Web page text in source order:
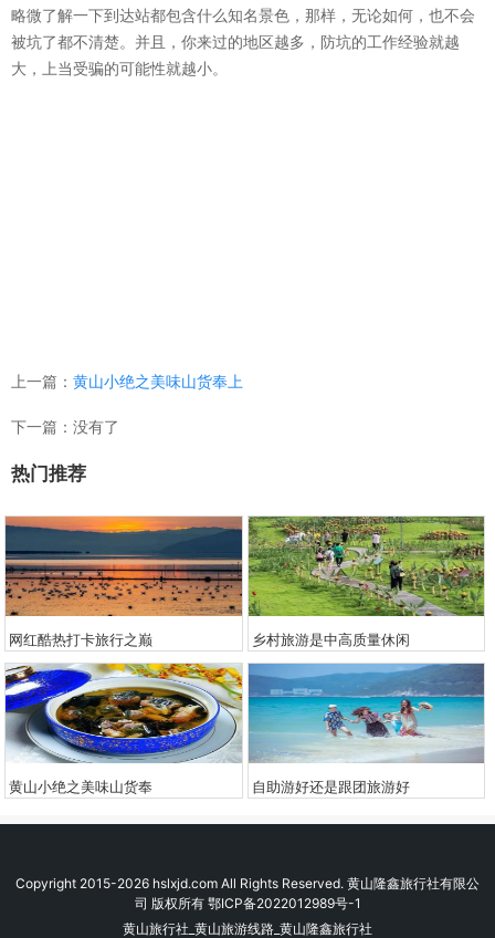
略微了解一下到达站都包含什么知名景色，那样，无论如何，也不会
被坑了都不清楚。并且，你来过的地区越多，防坑的工作经验就越
大，上当受骗的可能性就越小。
上一篇： ​黄山小绝之美味山货奉上
下一篇：没有了
热门推荐
网红酷热打卡旅行之巅 乡村旅游是中高质量休闲
​黄山小绝之美味山货奉 自助游好还是跟团旅游好
Copyright 2015-2026 hslxjd.com All Rights Reserved. 黄山隆鑫旅行社有限公
司 版权所有 鄂ICP备2022012989号-1
黄山旅行社_黄山旅游线路_黄山隆鑫旅行社